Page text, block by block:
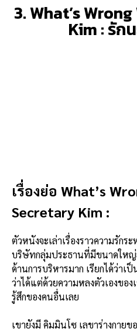
3. What’s
Kim : รัก
เรื่องย่อ What’s
Secretary Kim :
ตัวหนังจะเล่าเรื่องราวความรักร
บริษัทกลุ่มประธานที่มีขนาดใหญ่
ด้านการบริหารมาก เรียกได้ว่าเ
ว่าได้แต่ด้วยความหลงตัวเองของ
รู้สึกของคนอื่นเลย
เขายังมี คิมมินโซ เลขาร่างกาย